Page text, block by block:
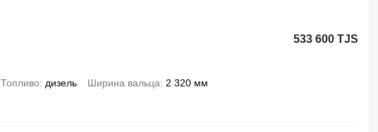
533 600 TJS
Топливо дизель Ширина вальца 2 320 мм